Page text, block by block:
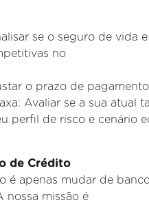
se o seguro de vida
no
o prazo de
Avaliar se a sua atual
perfil de risco e cenário
de Crédito
é apenas mudar de
nossa missão é